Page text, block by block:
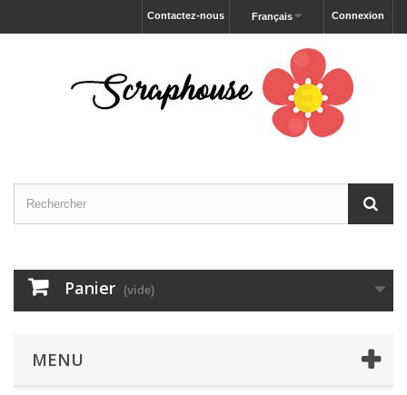
Connexion
Français
Contactez-nous
Panier (vide)
MENU